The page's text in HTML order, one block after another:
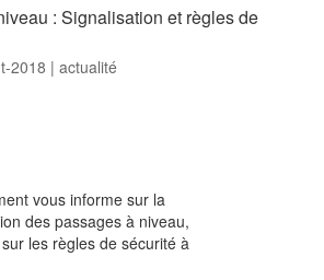
: Signalisation et règles de
2018 | actualité
vous informe sur la
des passages à niveau,
les règles de sécurité à